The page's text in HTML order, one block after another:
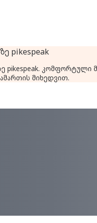
pikespeak
pikespeak.
მიხედვით.